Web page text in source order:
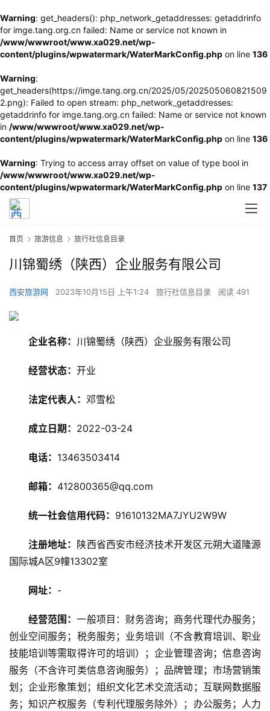
Warning: get_headers(): php_network_getaddresses: getaddrinfo
for imge.tang.org.cn failed: Name or service not known in
/www/wwwroot/www.xa029.net/wp-
content/plugins/wpwatermark/WaterMarkConfig.php on line 136
Warning:
get_headers(https://imge.tang.org.cn/2025/05/202505060821509
2.png): Failed to open stream: php_network_getaddresses:
getaddrinfo for imge.tang.org.cn failed: Name or service not known
in /www/wwwroot/www.xa029.net/wp-
content/plugins/wpwatermark/WaterMarkConfig.php on line 136
Warning: Trying to access array offset on value of type bool in
/www/wwwroot/www.xa029.net/wp-
content/plugins/wpwatermark/WaterMarkConfig.php on line 137
资
攻
略
美
食
首页 旅游信息 旅行社信息目录
川锦蜀绣（陕西）企业服务有限公司
西安旅游网 2023年10月15日 上午1:24 旅行社信息目录 阅读 491
企业名称： 川锦蜀绣（陕西）企业服务有限公司
经营状态： 开业
法定代表人： 邓雪松
成立日期： 2022-03-24
电话： 13463503414
邮箱： 412800365@qq.com
统一社会信用代码： 91610132MA7JYU2W9W
注册地址： 陕西省西安市经济技术开发区元朔大道隆源
国际城A区9幢13302室
网址： -
经营范围：一般项目：财务咨询；商务代理代办服务；
创业空间服务；税务服务；业务培训（不含教育培训、职业
技能培训等需取得许可的培训）；企业管理咨询；信息咨询
服务（不含许可类信息咨询服务）；品牌管理；市场营销策
划；企业形象策划；组织文化艺术交流活动；互联网数据服
务；知识产权服务（专利代理服务除外）；办公服务；人力